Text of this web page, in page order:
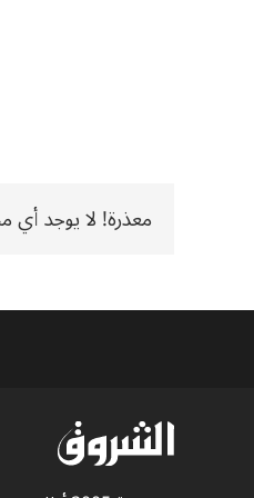
معذرة! لا يوجد